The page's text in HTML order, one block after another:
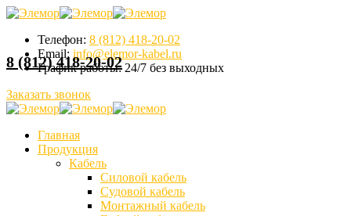
Телефон: 8 (812) 418-20-02
Email: info@elemor-kabel.ru
График работы: 24/7 без выходных
Заказать звонок
8 (812) 418-20-02
Главная
Продукция
Кабель
Силовой кабель
Судовой кабель
Монтажный кабель